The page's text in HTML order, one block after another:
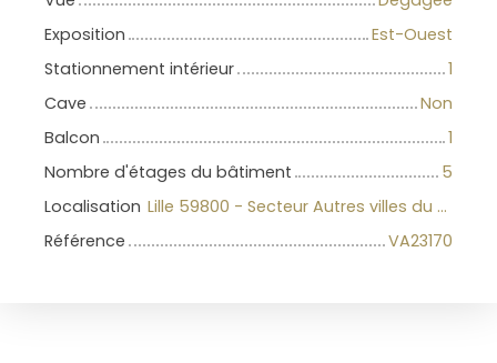
Exposition
Est-Ouest
Stationnement intérieur
1
Cave
Non
Balcon
1
Nombre d'étages du bâtiment
5
Localisation
Lille 59800 - Secteur Autres villes du Nord
Référence
VA23170